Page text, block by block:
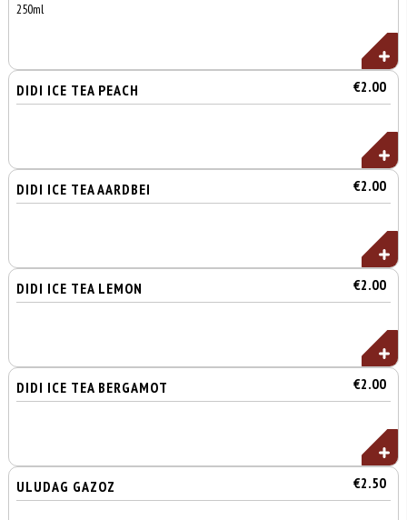
250ml
DIDI ICE TEA PEACH €2.00
DIDI ICE TEA AARDBEI €2.00
DIDI ICE TEA LEMON €2.00
DIDI ICE TEA BERGAMOT €2.00
ULUDAG GAZOZ €2.50